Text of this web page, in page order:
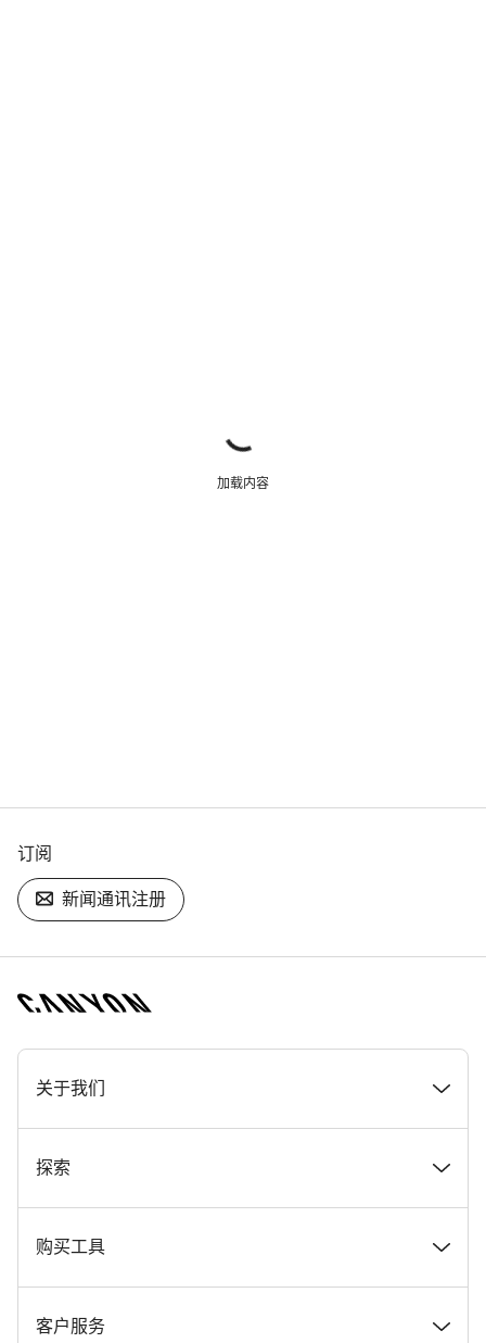
加载内容
订阅
新闻通讯注册
[footer.linksList.title]
关于我们
奖项
在 Canyon 工作
Canyon 新闻发布室
探索
新闻和故事
提示和建议
购买工具
找到您梦寐以求的 Canyon 自行车
客户服务